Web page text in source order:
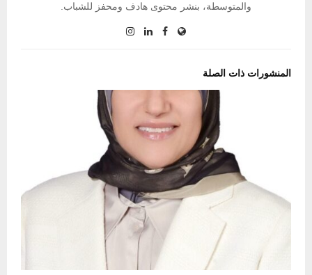
والمتوسطة، بنشر محتوى هادف ومحفز للشباب.
المنشورات ذات الصلة